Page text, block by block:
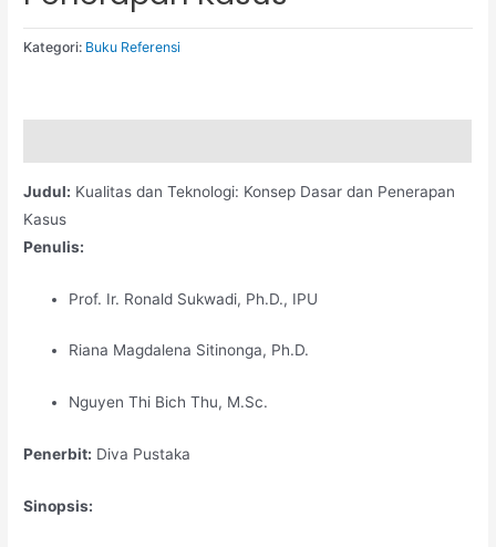
Kategori: Buku Referensi
Judul: Kualitas dan Teknologi: Konsep Dasar dan Penerapan
Kasus
Penulis:
Prof. Ir. Ronald Sukwadi, Ph.D., IPU
Riana Magdalena Sitinonga, Ph.D.
Nguyen Thi Bich Thu, M.Sc.
Penerbit: Diva Pustaka
Sinopsis: